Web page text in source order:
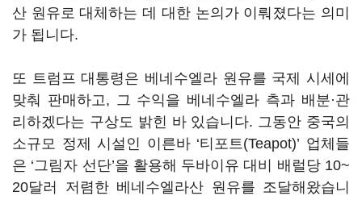
산 원유로 대체하는 데 대한 논의가 이뤄졌다는 의미
가 됩니다.
또 트럼프 대통령은 베네수엘라 원유를 국제 시세에
맞춰 판매하고, 그 수익을 베네수엘라 측과 배분·관
리하겠다는 구상도 밝힌 바 있습니다. 그동안 중국의
소규모 정제 시설인 이른바 ‘티포트(Teapot)’ 업체들
은 ‘그림자 선단’을 활용해 두바이유 대비 배럴당 10~
20달러 저렴한 베네수엘라산 원유를 조달해왔습니